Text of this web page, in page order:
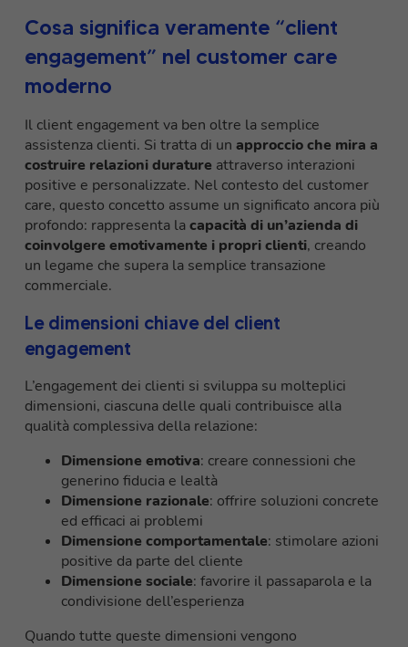
Cosa significa veramente “client
engagement” nel customer care
moderno
Il client engagement va ben oltre la semplice
assistenza clienti. Si tratta di un approccio che mira a
costruire relazioni durature attraverso interazioni
positive e personalizzate. Nel contesto del customer
care, questo concetto assume un significato ancora più
profondo: rappresenta lacapacità di un’azienda di
coinvolgere emotivamente i propri clienti, creando
un legame che supera la semplice transazione
commerciale.
Le dimensioni chiave del client
engagement
L’engagement dei clienti si sviluppa su molteplici
dimensioni, ciascuna delle quali contribuisce alla
qualità complessiva della relazione:
Dimensione emotiva: creare connessioni che
generino fiducia e lealtà
Dimensione razionale: offrire soluzioni concrete
ed efficaci ai problemi
Dimensione comportamentale: stimolare azioni
positive da parte del cliente
Dimensione sociale: favorire il passaparola e la
condivisione dell’esperienza
Quando tutte queste dimensioni vengono